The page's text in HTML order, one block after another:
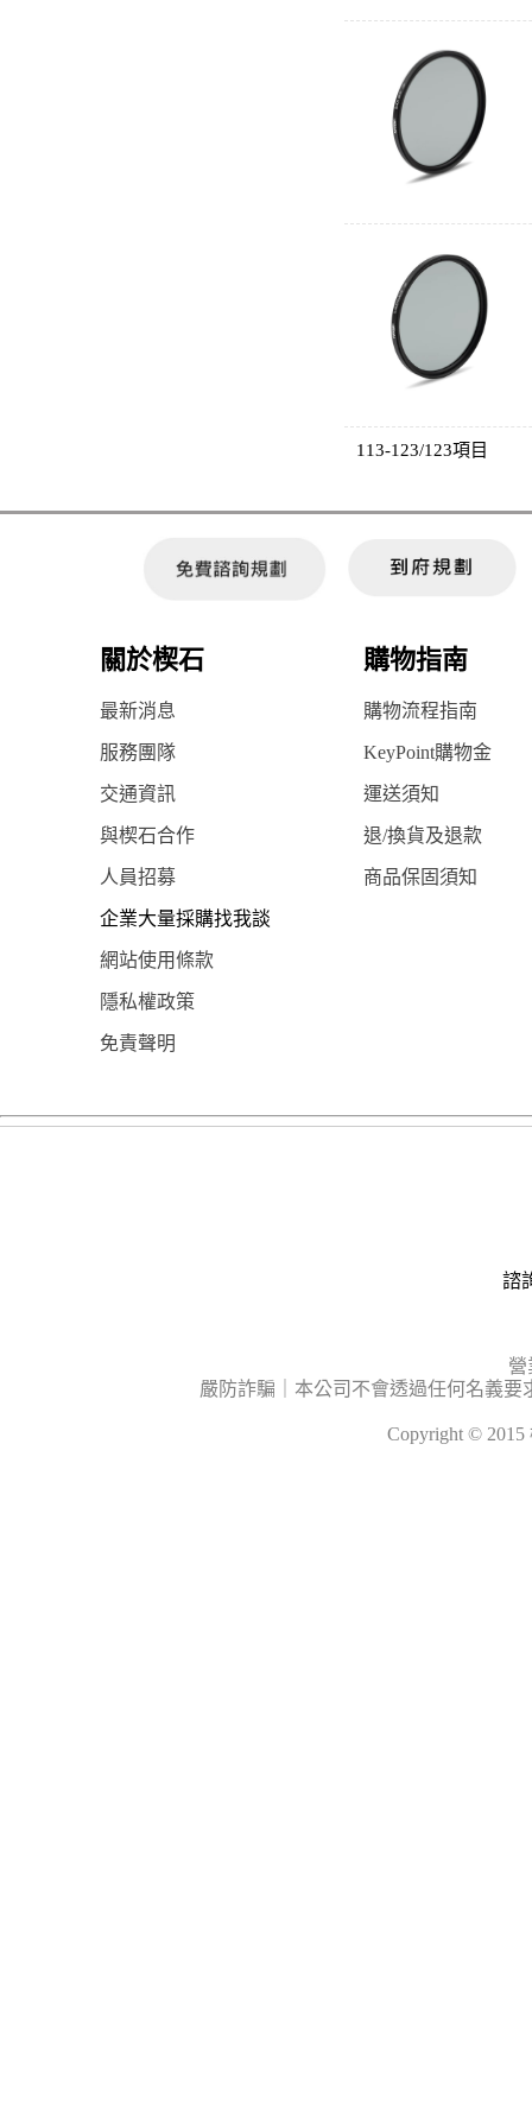
113-123/123項目
關於楔石 購物指南
最新消息 購物流程指南
服務團隊 KeyPoint購物金
交通資訊 運送須知
與楔石合作 退/換貨及退款
人員招募 商品保固須知
企業大量採購找我談
網站使用條款
隱私權政策
免責聲明
諮
營
嚴防詐騙｜本公司不會透過任何名義
Copyright ©